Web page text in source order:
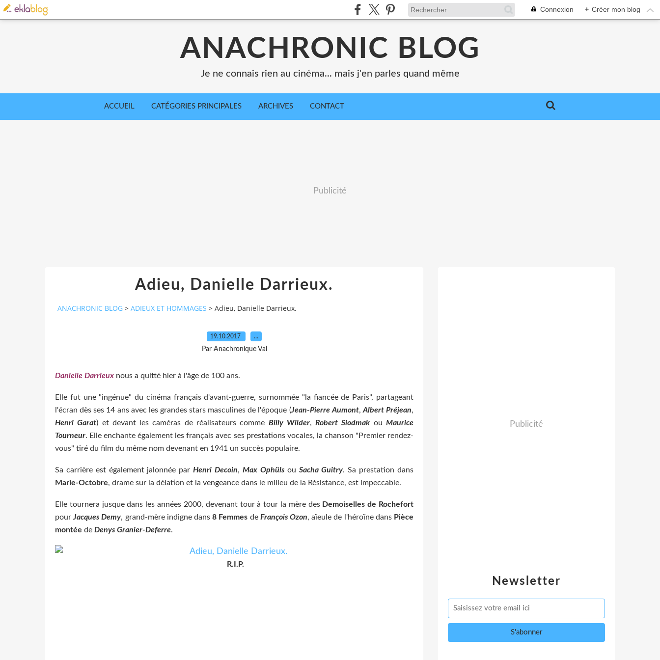
Connexion + Créer mon blog
ANACHRONIC BLOG
Je ne connais rien au cinéma... mais j'en parles quand même
ACCUEIL CATÉGORIES PRINCIPALES ARCHIVES CONTACT
Publicité
Adieu, Danielle Darrieux.
ANACHRONIC BLOG > ADIEUX ET HOMMAGES > Adieu, Danielle Darrieux.
19.10.2017 …
Par Anachronique Val
Danielle Darrieux nous a quitté hier à l'âge de 100 ans.
Elle fut une "ingénue" du cinéma français d'avant-guerre, surnommée "la fiancée de Paris", partageant
l'écran dès ses 14 ans avec les grandes stars masculines de l'époque (Jean-Pierre Aumont, Albert Préjean,
Henri Garat) et devant les caméras de réalisateurs comme Billy Wilder,Robert Siodmak ouMaurice
Tourneur. Elle enchante également les français avec ses prestations vocales, la chanson "Premier rendez-
vous" tiré du film du même nom devenant en 1941 un succès populaire.
Sa carrière est également jalonnée parHenri Decoin, Max Ophüls ou Sacha Guitry. Sa prestation dans
Marie-Octobre, drame sur la délation et la vengeance dans le milieu de la Résistance, est impeccable.
Elle tournera jusque dans les années 2000, devenant tour à tour la mère des Demoiselles de Rochefort
pourJacques Demy, grand-mère indigne dans8 Femmes de François Ozon, aïeule de l'héroïne dans Pièce
montée de Denys Granier-Deferre.
R.I.P.
Newsletter
Publicité